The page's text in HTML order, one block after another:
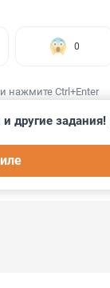
0
нажмите Ctrl+Enter
другие задания!